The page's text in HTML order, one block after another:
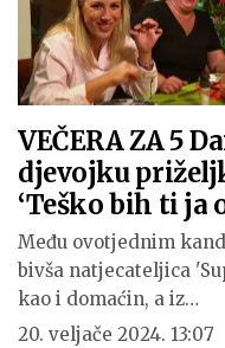
VEČERA ZA 5
djevojku
‘Teško bih ti ja
Među ovotjednim
bivša natjecateljica
kao i domaćin, a iz…
20. veljače 2024. 13:07